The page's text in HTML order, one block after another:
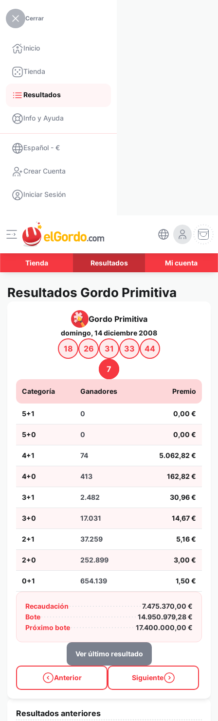
Cerrar
Inicio
Tienda
Resultados
Info y Ayuda
Español - €
Crear Cuenta
Iniciar Sesión
Tienda Resultados Mi cuenta
Resultados Gordo Primitiva
Gordo Primitiva
domingo, 14 diciembre 2008
18 26 31 33 44
7
Categoría Ganadores Premio
5+1 0 0,00 €
5+0 0 0,00 €
4+1 74 5.062,82 €
4+0 413 162,82 €
3+1 2.482 30,96 €
3+0 17.031 14,67 €
2+1 37.259 5,16 €
2+0 252.899 3,00 €
0+1 654.139 1,50 €
Recaudación
7.475.370,00 €
Bote
14.950.979,28 €
Próximo bote
17.400.000,00 €
Ver último resultado
Anterior Siguiente
Resultados anteriores